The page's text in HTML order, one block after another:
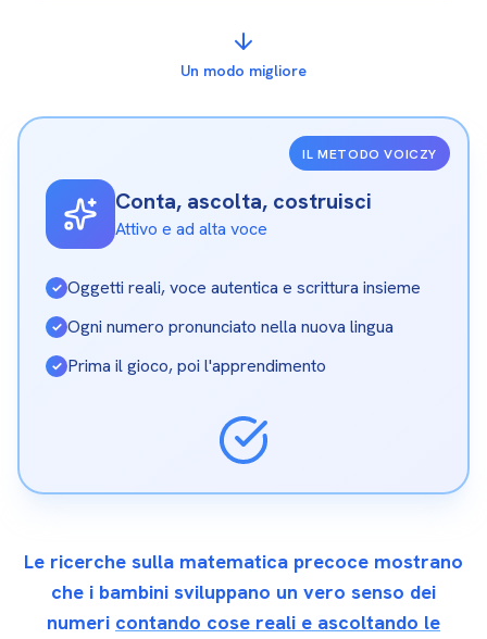
Un modo migliore
IL METODO VOICZY
Conta, ascolta, costruisci
Attivo e ad alta voce
✓ Oggetti reali, voce autentica e scrittura insieme
✓ Ogni numero pronunciato nella nuova lingua
✓ Prima il gioco, poi l'apprendimento
Le ricerche sulla matematica precoce mostrano
che i bambini sviluppano un vero senso dei
numeri contando cose reali e ascoltando le